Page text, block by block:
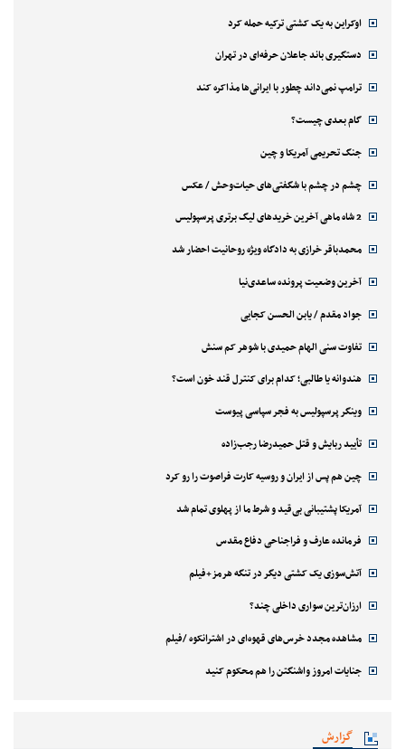
اوکراین به یک کشتی ترکیه حمله کرد
دستگیری باند جاعلان حرفه‌ای در تهران
ترامپ نمی‌داند چطور با ایرانی‌ها مذاکره کند
گام بعدی چیست؟
جنگ تحریمی آمریکا و چین
چشم در چشم با شگفتی‌های حیات‌وحش / عکس
2 شاه ماهی آخرین خریدهای لیگ برتری پرسپولیس
محمدباقر خرازی به دادگاه ویژه روحانیت احضار شد
آخرین وضعیت پرونده ساعدی‌نیا
جواد مقدم / یابن الحسن کجایی
تفاوت سنی الهام حمیدی با شوهر کم سنش
هندوانه یا طالبی؛ کدام‌ برای کنترل قند خون است؟
وینگر پرسپولیس به فجر سپاسی پیوست
تأیید ربایش و قتل حمیدرضا رجب‌زاده
چین هم پس از ایران و روسیه کارت فراصوت را رو کرد
آمریکا پشتیبانی بی‌قید و شرط ما از پهلوی تمام شد
فرمانده عارف و فراجناحی دفاع مقدس
آتش‌سوزی یک کشتی دیگر در تنگه هرمز+فیلم
ارزان‌ترین سواری داخلی چند؟
مشاهده مجدد خرس‌های قهوه‌ای در اشترانکوه /فیلم
جنایات امروز واشنگتن را هم محکوم کنید
گزارش